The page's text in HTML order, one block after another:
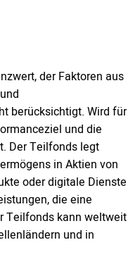
der Faktoren aus
berücksichtigt. Wird für
und die
Der Teilfonds legt
in Aktien von
oder digitale Dienste
die eine
Teilfonds kann weltweit
und in